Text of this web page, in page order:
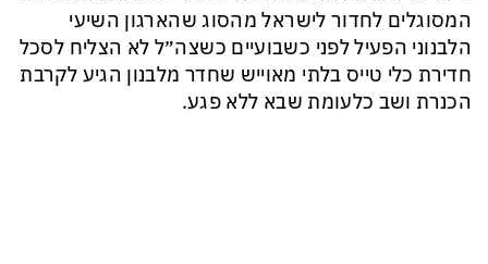
המסוגלים לחדור לישראל מהסוג שהארגון השיעי
הלבנוני הפעיל לפני כשבועיים כשצה״ל לא הצליח לסכל
חדירת כלי טייס בלתי מאוייש שחדר מלבנון הגיע לקרבת
הכנרת ושב כלעומת שבא ללא פגע.